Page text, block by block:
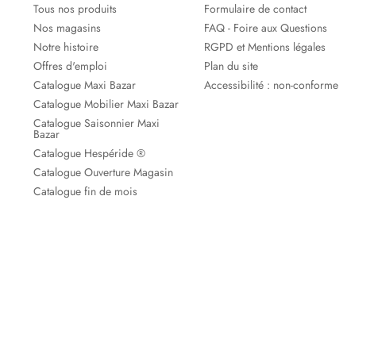
Tous nos produits
Nos magasins
Notre histoire
Offres d'emploi
Catalogue Maxi Bazar
Catalogue Mobilier Maxi Bazar
Catalogue Saisonnier Maxi
Bazar
Catalogue Hespéride ®
Catalogue Ouverture Magasin
Catalogue fin de mois
Formulaire de contact
FAQ - Foire aux Questions
RGPD et Mentions légales
Plan du site
Accessibilité : non-conforme